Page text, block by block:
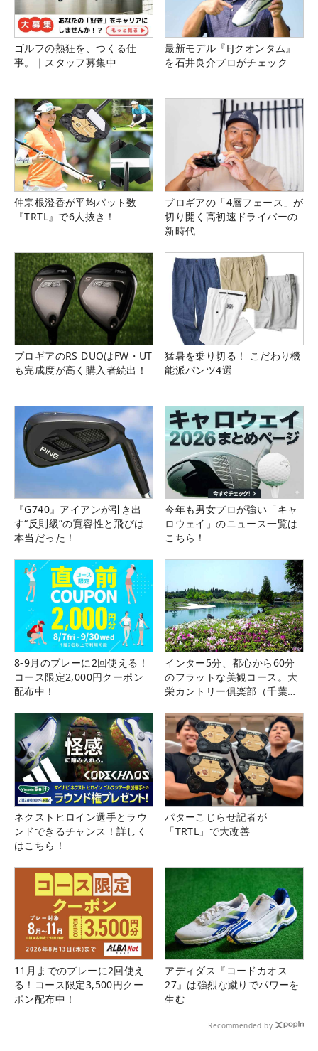
ゴルフの熱狂を、つくる仕
事。｜スタッフ募集中
最新モデル『FJクオンタム』
を石井良介プロがチェック
仲宗根澄香が平均パット数
『TRTL』で6人抜き！
プロギアの「4層フェース」が
切り開く高初速ドライバーの
新時代
プロギアのRS DUOはFW・UT
も完成度が高く購入者続出！
猛暑を乗り切る！ こだわり機
能派パンツ4選
『G740』アイアンが引き出
す“反則級”の寛容性と飛びは
本当だった！
今年も男女プロが強い「キャ
ロウェイ」のニュース一覧は
こちら！
8-9月のプレーに2回使える！
コース限定2,000円クーポン
配布中！
インター5分、都心から60分
のフラットな美観コース。大
栄カントリー俱楽部（千葉
ネクストヒロイン選手とラウ
ンドできるチャンス！詳しく
はこちら！
パターこじらせ記者が
「TRTL」で大改善
11月までのプレーに2回使え
る！コース限定3,500円クー
ポン配布中！
アディダス『コードカオス
27』は強烈な蹴りでパワーを
生む
Recommended by